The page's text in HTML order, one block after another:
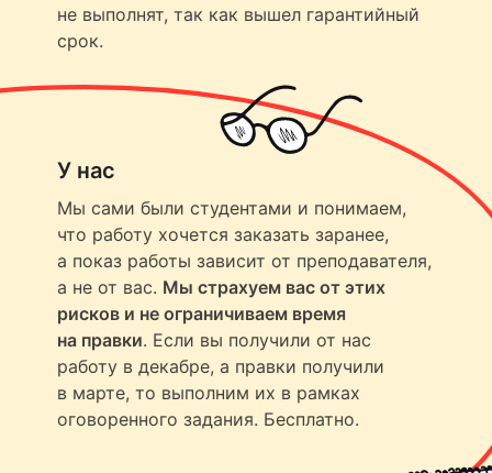
не выполнят, так как вышел гарантийный
срок.
У нас
Мы сами были студентами и понимаем,
что работу хочется заказать заранее,
а показ работы зависит от преподавателя,
а не от вас. Мы страхуем вас от этих
рисков и не ограничиваем время
на правки. Если вы получили от нас
работу в декабре, а правки получили
в марте, то выполним их в рамках
оговоренного задания. Бесплатно.